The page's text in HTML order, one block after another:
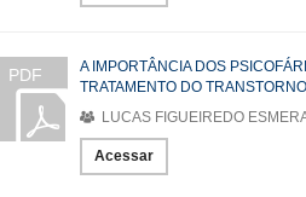
PDF
A IMPORTÂNCIA DOS
TRATAMENTO DO
LUCAS FIGUEIREDO
Acessar